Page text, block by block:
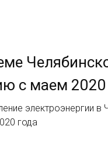
с маем 2020
электроэнергии в
года